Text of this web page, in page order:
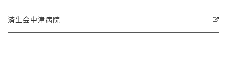
済生会中津病院